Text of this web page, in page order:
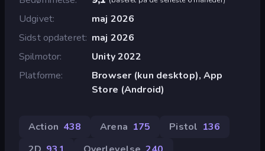
Udgivet
maj 2026
Sidst opdateret maj 2026
Spilmotor
Unity 2022
Platforme
Browser (kun desktop), App
Store (Android)
Action 438 Arena 175 Pistol 136